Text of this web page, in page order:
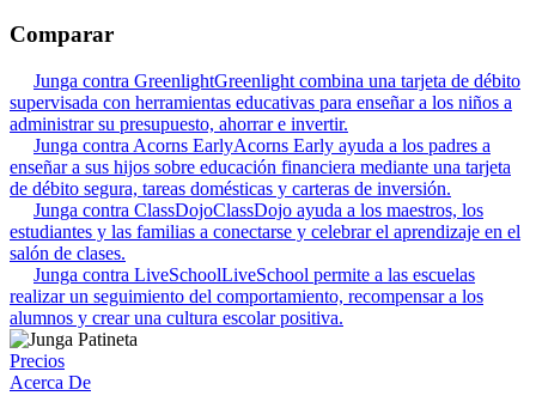
Comparar
Junga contra GreenlightGreenlight combina una tarjeta de débito
supervisada con herramientas educativas para enseñar a los niños a
administrar su presupuesto, ahorrar e invertir.
Junga contra Acorns EarlyAcorns Early ayuda a los padres a
enseñar a sus hijos sobre educación financiera mediante una tarjeta
de débito segura, tareas domésticas y carteras de inversión.
Junga contra ClassDojoClassDojo ayuda a los maestros, los
estudiantes y las familias a conectarse y celebrar el aprendizaje en el
salón de clases.
Junga contra LiveSchoolLiveSchool permite a las escuelas
realizar un seguimiento del comportamiento, recompensar a los
alumnos y crear una cultura escolar positiva.
Precios
Acerca De